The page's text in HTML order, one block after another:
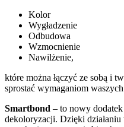
Kolor
Wygładzenie
Odbudowa
Wzmocnienie
Nawilżenie,
które można łączyć ze sobą i
sprostać wymaganiom
Smartbond – to nowy
dekoloryzacji. Dzięki